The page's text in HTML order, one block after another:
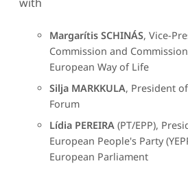
Margarítis SCHINÁS, Vice-
Commission and
European Way of Life
Silja MARKKULA, President
Forum
Lídia PEREIRA (PT/EPP),
European People's Party
European Parliament